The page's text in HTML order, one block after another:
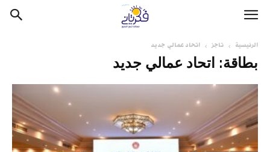
الرئيسية تاجز اتحاد عمالي جديد
بطاقة: اتحاد عمالي جديد